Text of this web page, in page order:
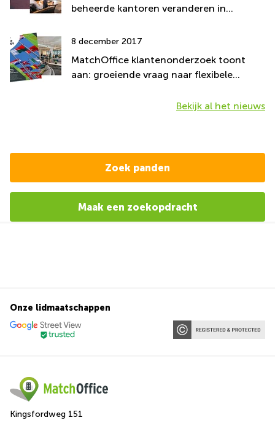
beheerde kantoren veranderen in
8 december 2017
MatchOffice klantenonderzoek toont
aan: groeiende vraag naar flexibele
Bekijk al het nieuws
Zoek panden
Maak een zoekopdracht
Onze lidmaatschappen
Kingsfordweg 151